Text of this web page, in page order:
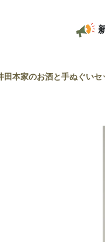
田本家のお酒と手ぬぐいセ